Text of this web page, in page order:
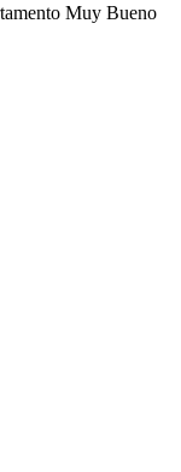
Muy Bueno